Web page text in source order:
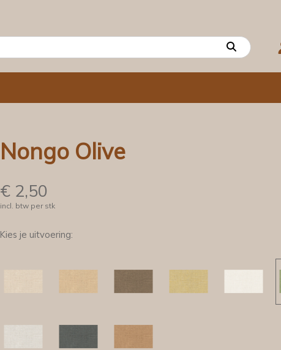
Nongo Olive
€ 2,50
incl. btw per stk
Kies je uitvoering: